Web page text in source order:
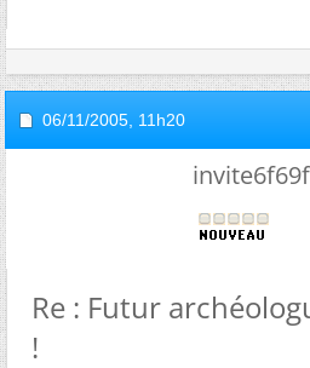
06/11/2005, 11h20
Re : Futur
!